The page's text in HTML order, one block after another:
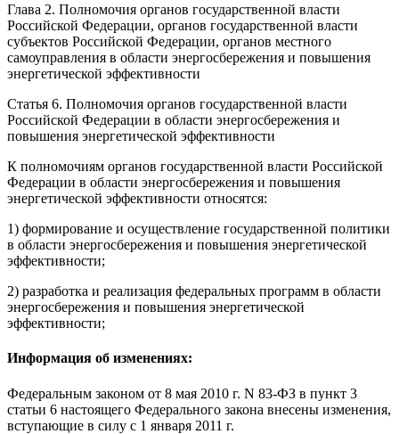
Глава 2. Полномочия органов государственной власти
Российской Федерации, органов государственной власти
субъектов Российской Федерации, органов местного
самоуправления в области энергосбережения и повышения
энергетической эффективности
Статья 6. Полномочия органов государственной власти
Российской Федерации в области энергосбережения и
повышения энергетической эффективности
К полномочиям органов государственной власти Российской
Федерации в области энергосбережения и повышения
энергетической эффективности относятся:
1) формирование и осуществление государственной политики
в области энергосбережения и повышения энергетической
эффективности;
2) разработка и реализация федеральных программ в области
энергосбережения и повышения энергетической
эффективности;
Информация об изменениях:
Федеральным законом от 8 мая 2010 г. N 83-ФЗ в пункт 3
статьи 6 настоящего Федерального закона внесены изменения,
вступающие в силу с 1 января 2011 г.